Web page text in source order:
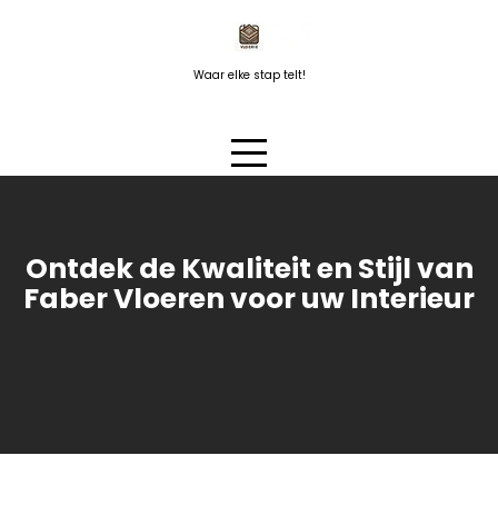
Waar elke stap telt!
Ontdek de Kwaliteit en Stijl van
Faber Vloeren voor uw Interieur